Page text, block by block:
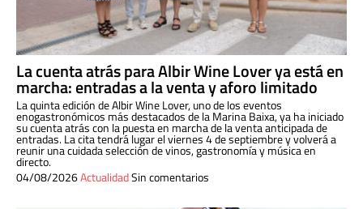
La cuenta atrás para Albir Wine Lover ya está en
marcha: entradas a la venta y aforo limitado
La quinta edición de Albir Wine Lover, uno de los eventos
enogastronómicos más destacados de la Marina Baixa, ya ha iniciado
su cuenta atrás con la puesta en marcha de la venta anticipada de
entradas. La cita tendrá lugar el viernes 4 de septiembre y volverá a
reunir una cuidada selección de vinos, gastronomía y música en
directo.
04/08/2026ActualidadSin comentarios